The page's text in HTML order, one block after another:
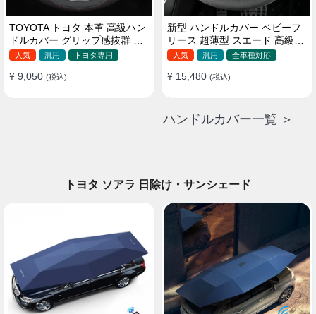
TOYOTA トヨタ 本革 高級ハン
ドルカバー グリップ感抜群 取
り付け簡単 滑り止め 37~40CM
人気 汎用 トヨタ専用
¥ 9,050 (税込)
新型 ハンドルカバー ベビーフ
リース 超薄型 スエード 高級感
四季汎用 3色展開 38CM
人気 汎用 全車種対応
¥ 15,480 (税込)
ハンドルカバー一覧 ＞
トヨタ ソアラ 日除け・サンシェード